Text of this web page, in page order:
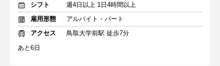
シフト
週4日以上 1日4時間以上
雇用形態
アルバイト・パート
アクセス
鳥取大学前駅 徒歩7分
あと6日